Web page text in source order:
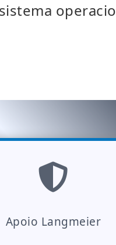
Apoio Langmeier